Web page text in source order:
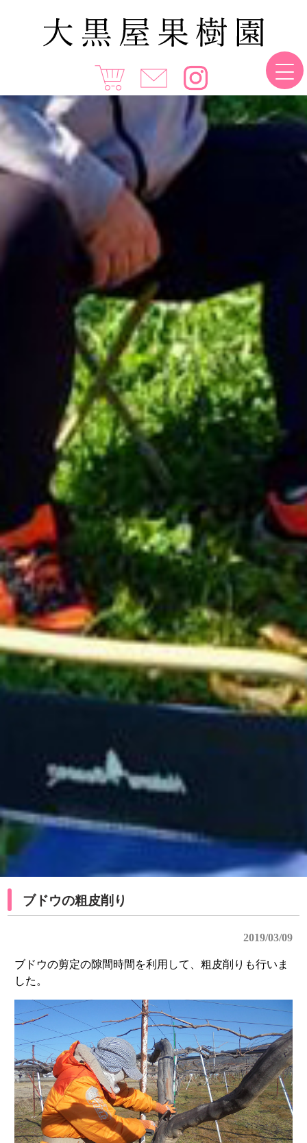
ブドウの粗皮削り
2019/03/09
ブドウの剪定の隙間時間を利用して、粗皮削りも行いま
した。